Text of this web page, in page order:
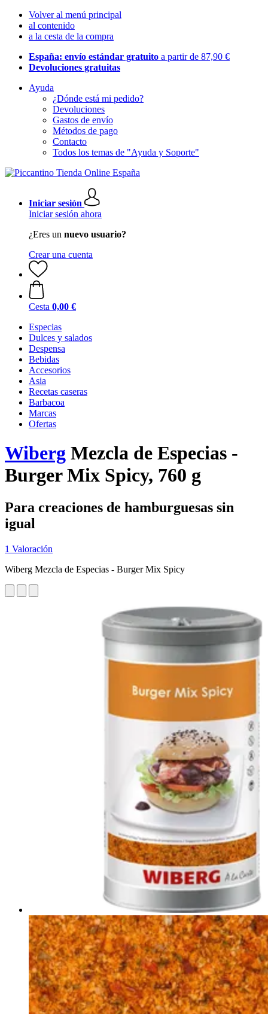
Volver al menú principal
al contenido
a la cesta de la compra
España: envío estándar gratuito a partir de 87,90 €
Devoluciones gratuitas
Ayuda
¿Dónde está mi pedido?
Devoluciones
Gastos de envío
Métodos de pago
Contacto
Todos los temas de "Ayuda y Soporte"
Iniciar sesión
Iniciar sesión ahora
¿Eres un nuevo usuario?
Crear una cuenta
Cesta 0,00 €
Especias
Dulces y salados
Despensa
Bebidas
Accesorios
Asia
Recetas caseras
Barbacoa
Marcas
Ofertas
Wiberg Mezcla de Especias -
Burger Mix Spicy, 760 g
Para creaciones de hamburguesas sin
igual
1 Valoración
Wiberg Mezcla de Especias - Burger Mix Spicy